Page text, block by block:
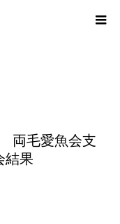
両毛愛魚会支
果